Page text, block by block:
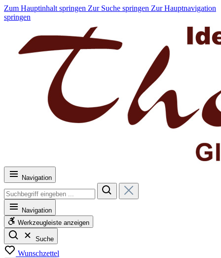
Zum Hauptinhalt springen Zur Suche springen Zur Hauptnavigation
springen
Navigation
Navigation
Werkzeugleiste anzeigen
Suche
Wunschzettel